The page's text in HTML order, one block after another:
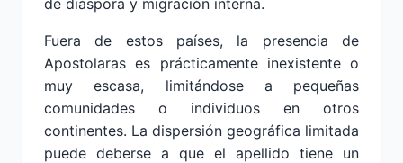
de diáspora y migración interna.
Fuera de estos países, la presencia de
Apostolaras es prácticamente inexistente o
muy escasa, limitándose a pequeñas
comunidades o individuos en otros
continentes. La dispersión geográfica limitada
puede deberse a que el apellido tiene un